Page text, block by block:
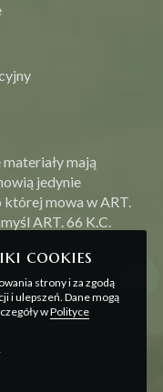
mają
jedynie
której mowa w ART.
ART. 66 K.C.
cookies
strony i za zgodą
i ulepszeń. Dane mogą
wPolityce